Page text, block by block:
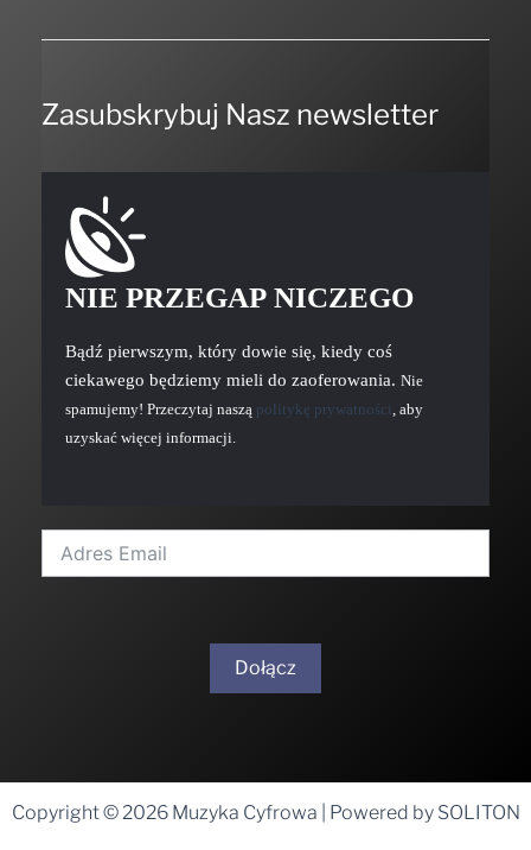
Zasubskrybuj Nasz newsletter
NIE PRZEGAP NICZEGO
Bądź pierwszym, który dowie się, kiedy coś
ciekawego będziemy mieli do zaoferowania. Nie
spamujemy! Przeczytaj naszą politykę prywatności, aby
uzyskać więcej informacji.
Dołącz
Copyright © 2026 Muzyka Cyfrowa | Powered by SOLITON